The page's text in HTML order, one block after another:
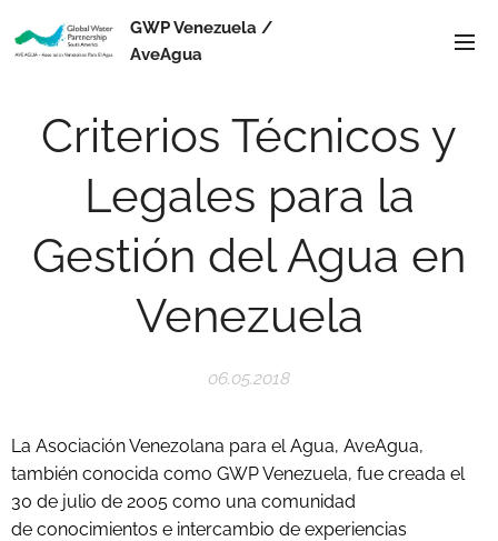
GWP Venezuela /
AveAgua
Criterios Técnicos y
Legales para la
Gestión del Agua en
Venezuela
06.05.2018
La Asociación Venezolana para el Agua, AveAgua,
también conocida como GWP Venezuela, fue creada el
30 de julio de 2005 como una comunidad
de conocimientos e intercambio de experiencias